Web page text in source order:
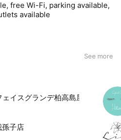
free Wi-Fi, parking available,
available
See more
イスグランデ柏高島屋店
子店